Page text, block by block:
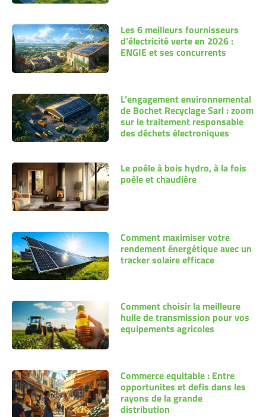
Les 6 meilleurs fournisseurs
d’électricité verte en 2026 :
ENGIE et ses concurrents
L’engagement environnemental
de Bochet Recyclage Sarl : zoom
sur le traitement responsable
des déchets électroniques
Le poêle à bois hydro, à la fois
poêle et chaudière
Comment maximiser votre
rendement énergétique avec un
tracker solaire efficace
Comment choisir la meilleure
huile de transmission pour vos
equipements agricoles
Commerce equitable : Entre
opportunites et defis dans les
rayons de la grande
distribution